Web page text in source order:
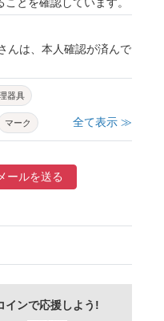
んは、本人確認が済んで
器具
マーク 全て表示 ≫
ールを送る
ンで応援しよう!